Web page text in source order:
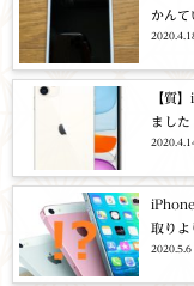
かんて
戸市・
【質
ました
区・江
取りよ
フィシ
2020.5.6